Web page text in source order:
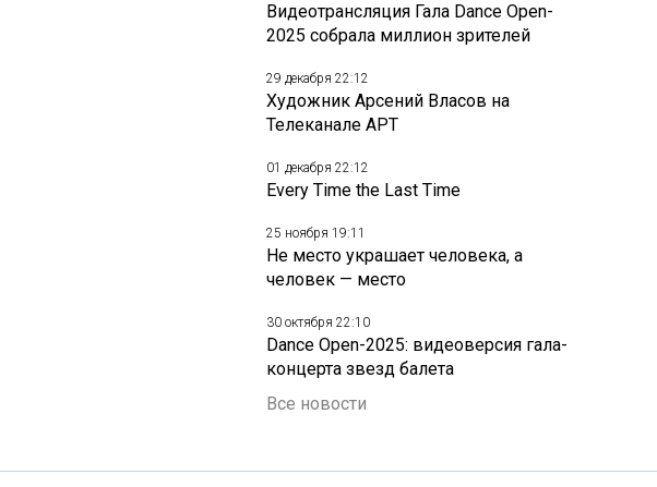
Видеотрансляция Гала Dance Open-
2025 собрала миллион зрителей
29 декабря 22:12
Художник Арсений Власов на
Телеканале АРТ
01 декабря 22:12
Every Time the Last Time
25 ноября 19:11
Не место украшает человека, а
человек — место
30 октября 22:10
Dance Open-2025: видеоверсия гала-
концерта звезд балета
Все новости